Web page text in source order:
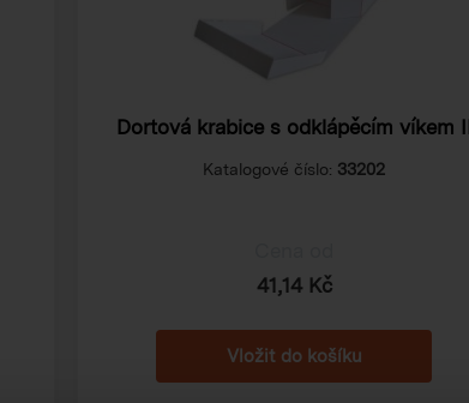
Dortová krabice s odklápěcím víkem II
Katalogové číslo: 33202
41,14 Kč